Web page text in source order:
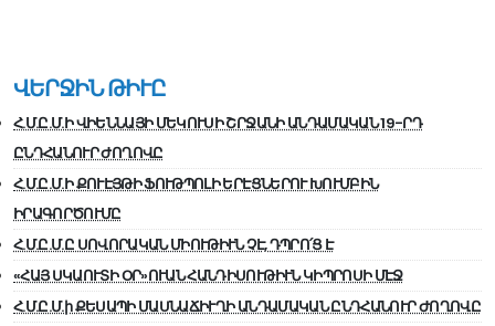
ՎԵՐՋԻՆ ԹԻՒԸ
Հ.Մ.Ը.Մ.Ի ՎԻԵՆՆԱՅԻ ՄԵԿՈՒՍԻ ՇՐՋԱՆԻ ԱՆԴԱՄԱԿԱՆ 19-ՐԴ
ԸՆԴՀԱՆՈՒՐ ԺՈՂՈՎԸ
Հ.Մ.Ը.Մ.Ի ՔՈՒԷՅԹԻ ՖՈՒԹՊՈԼԻ ԵՐԷՑՆԵՐՈՒ ԽՈՒՄԲԻՆ
ԻՐԱԳՈՐԾՈՒՄԸ
Հ.Մ.Ը.Մ.Ը ՍՈՎՈՐԱԿԱՆ ՄԻՈՒԹԻՒՆ ՉԷ, ԴՊՐՈ՛Ց Է
«ՀԱՅ ՍԿԱՈՒՏԻ ՕՐ»ՈՒԱՆ ՀԱՆԴԻՍՈՒԹԻՒՆ ԿԻՊՐՈՍԻ ՄԷՋ
Հ.Մ.Ը.Մ.ի ՔԵՍԱՊԻ ՄԱՍՆԱՃԻՒՂԻ ԱՆԴԱՄԱԿԱՆ ԸՆԴՀԱՆՈՒՐ ԺՈՂՈՎԸ